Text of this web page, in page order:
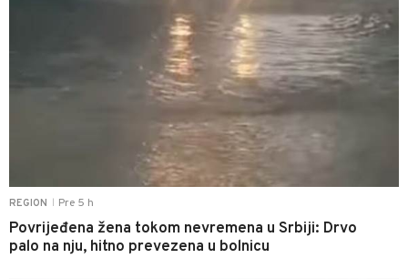
REGION Pre 5 h
Povrijeđena žena tokom nevremena u Srbiji: Drvo
palo na nju, hitno prevezena u bolnicu